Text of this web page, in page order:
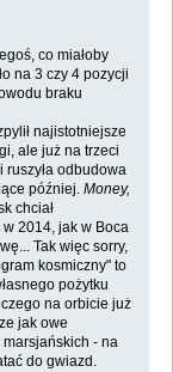
co miałoby
na 3 czy 4 pozycji
braku
najistotniejsze
ale już na trzeci
ruszyła odbudowa
później. Money,
chciał
2014, jak w Boca
Tak więc sorry,
kosmiczny" to
pożytku
na orbicie już
jak owe
marsjańskich - na
do gwiazd.